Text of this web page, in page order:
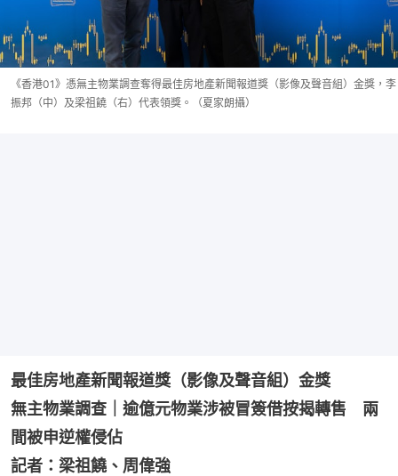
《香港01》憑無主物業調查奪得最佳房地產新聞報道獎（影像及聲音組）金獎，李
振邦（中）及梁祖饒（右）代表領獎。（夏家朗攝）
最佳房地產新聞報道獎（影像及聲音組）金獎
無主物業調查｜逾億元物業涉被冒簽借按揭轉售　兩
間被申逆權侵佔
記者：梁祖饒、周偉強